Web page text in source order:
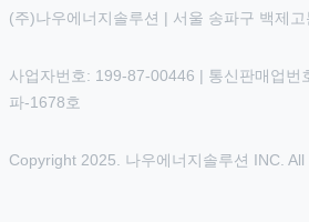
(주)나우에너지솔루션 | 서울 송파구 백제
사업자번호: 199-87-00446 | 통신판매업번
파-1678호
Copyright 2025. 나우에너지솔루션 INC.